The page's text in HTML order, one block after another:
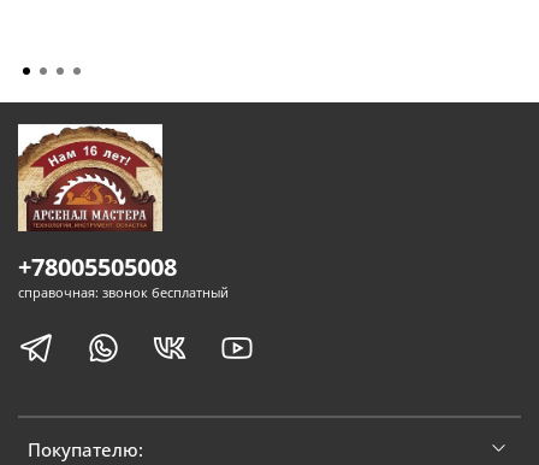
Покупателю:
+78005505008
справочная: звонок бесплатный